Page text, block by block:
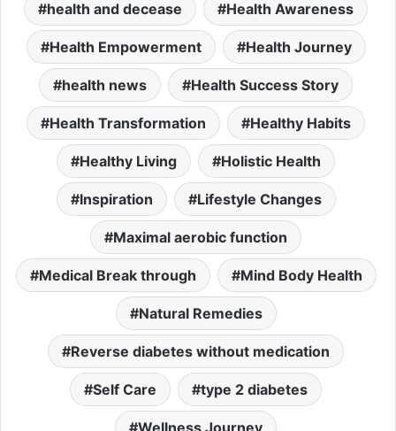
health and decease Health Awareness
Health Empowerment Health Journey
health news Health Success Story
Health Transformation Healthy Habits
Healthy Living Holistic Health
Inspiration Lifestyle Changes
Maximal aerobic function
Medical Break through Mind Body Health
Natural Remedies
Reverse diabetes without medication
Self Care type 2 diabetes
Wellness Journey